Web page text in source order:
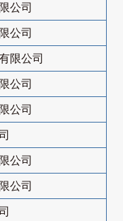
公司
公司
限公司
公司
公司
公司
公司